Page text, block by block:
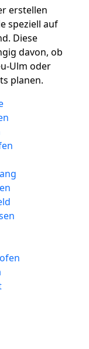
erstellen
speziell auf
Diese
davon, ob
Ulm oder
planen.